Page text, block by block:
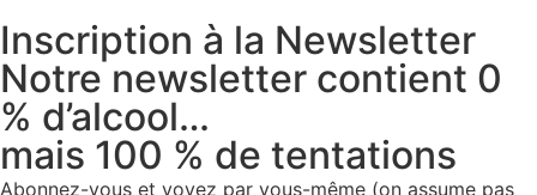
Inscription à la Newsletter
Notre newsletter contient 0
% d’alcool…
mais 100 % de tentations
Abonnez-vous et voyez par vous-même (on assume pas